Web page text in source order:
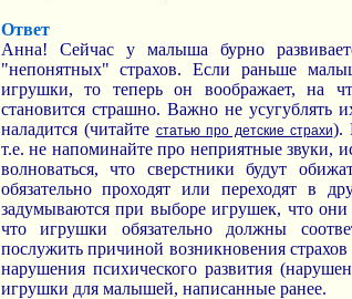
Ответ
Анна! Сейчас у малыша бурно
"непонятных" страхов. Если раньше
игрушки, то теперь он воображает, на
становится страшно. Важно не усугублять
наладится (читайте статью про детские страхи).
т.е. не напоминайте про неприятные звуки,
волноваться, что сверстники будут
обязательно проходят или переходят в
задумываются при выборе игрушек, что они
что игрушки обязательно должны
послужить причиной возникновения
нарушения психического развития
игрушки для малышей, написанные ранее.